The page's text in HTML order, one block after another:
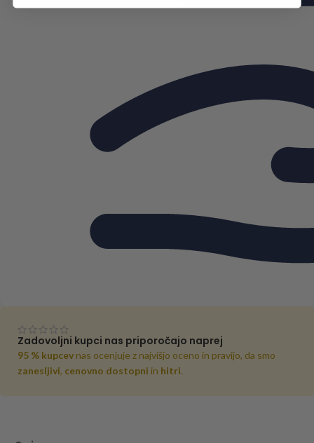
Zadovoljni kupci nas priporočajo naprej
95 % kupcev nas ocenjuje z najvišjo oceno in pravijo, da smo
zanesljivi, cenovno dostopni in hitri.